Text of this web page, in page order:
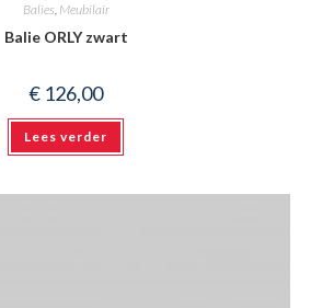
Balies, Meubilair
Balie ORLY zwart
€ 126,00
Lees verder